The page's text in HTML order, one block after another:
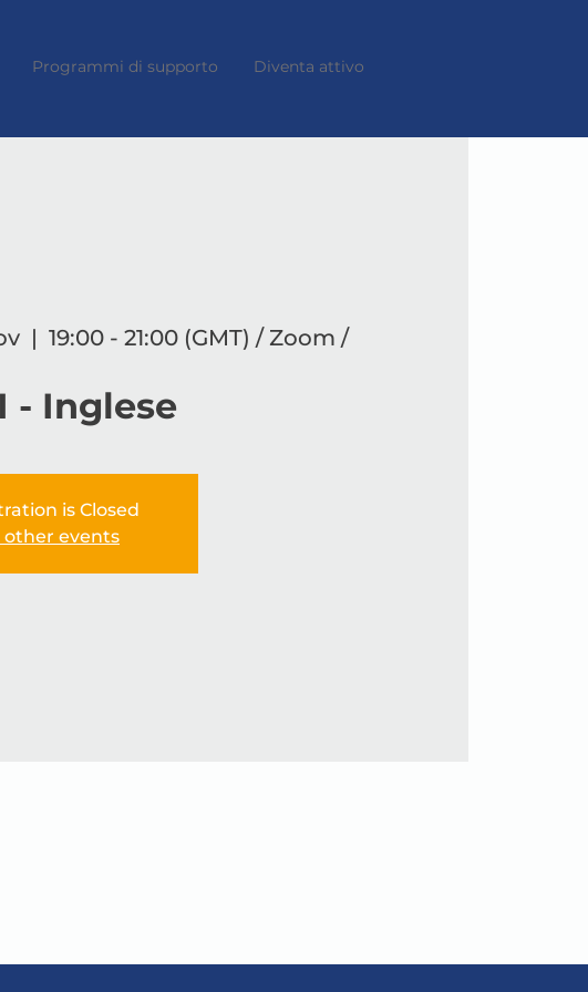
Programmi di supporto Diventa attivo
  |
19:00 - 21:00 (GMT) / Zoom /
- Inglese
is Closed
other events